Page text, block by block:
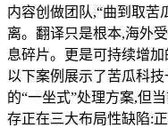
内容创做团队,“曲到取苦
离。翻译只是根本,海外
息碎片。更是可持续增加
以下案例展示了苦瓜科
的“一坐式”处理方案,但
存正在三大布局性缺陷: